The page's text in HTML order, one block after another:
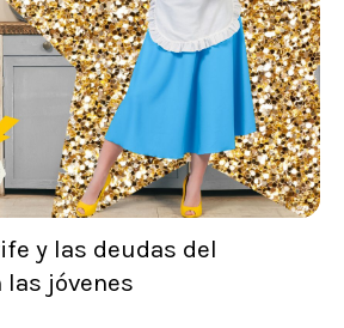
y las deudas del
jóvenes